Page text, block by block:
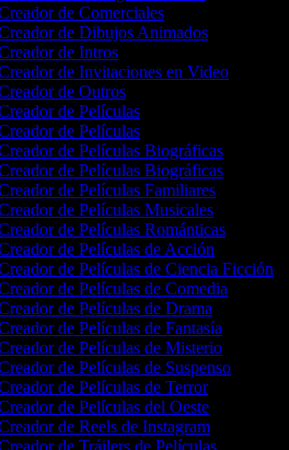
de Comerciales
de Dibujos Animados
de Intros
de Invitaciones en Video
de Outros
de Películas
de Películas
de Películas Biográficas
de Películas Biográficas
de Películas Familiares
de Películas Musicales
de Películas Románticas
de Películas de Acción
de Películas de Ciencia Ficción
de Películas de Comedia
de Películas de Drama
de Películas de Fantasía
de Películas de Misterio
de Películas de Suspenso
de Películas de Terror
de Películas del Oeste
de Reels de Instagram